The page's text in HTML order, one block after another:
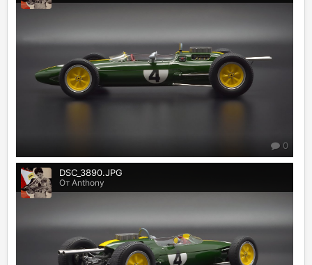
0
DSC_3890.JPG
От Anthony